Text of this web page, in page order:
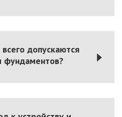
допускаются
фундаментов?